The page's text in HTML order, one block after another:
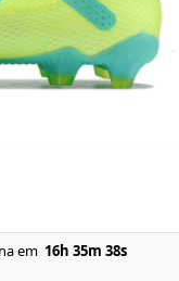
em 16h 35m 37s